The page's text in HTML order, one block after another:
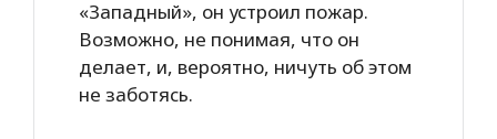
«Западный», он устроил пожар.
Возможно, не понимая, что он
делает, и, вероятно, ничуть об этом
не заботясь.